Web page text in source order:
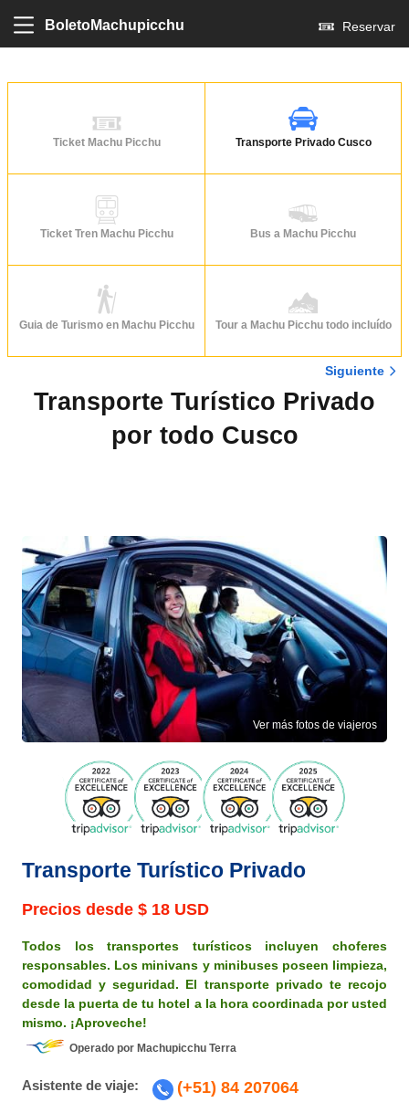
BoletoMachupicchu Reservar
Ticket Machu Picchu Transporte Privado Cusco
Ticket Tren Machu Picchu Bus a Machu Picchu
Guia de Turismo en Machu Picchu Tour a Machu Picchu todo incluído
Siguiente
Transporte Turístico Privado
por todo Cusco
Ver más fotos de viajeros
Transporte Turístico Privado
Precios desde$ 18 USD
Todos los transportes turísticos incluyen choferes
responsables. Los minivans y minibuses poseen limpieza,
comodidad y seguridad. El transporte privado te recojo
desde la puerta de tu hotel a la hora coordinada por usted
mismo. ¡Aproveche!
Operado por Machupicchu Terra
Asistente de viaje:
(+51) 84 207064